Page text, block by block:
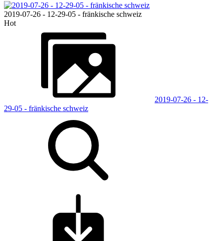
2019-07-26 - 12-29-05 - fränkische schweiz
Hot
2019-07-26 - 12-
29-05 - fränkische schweiz